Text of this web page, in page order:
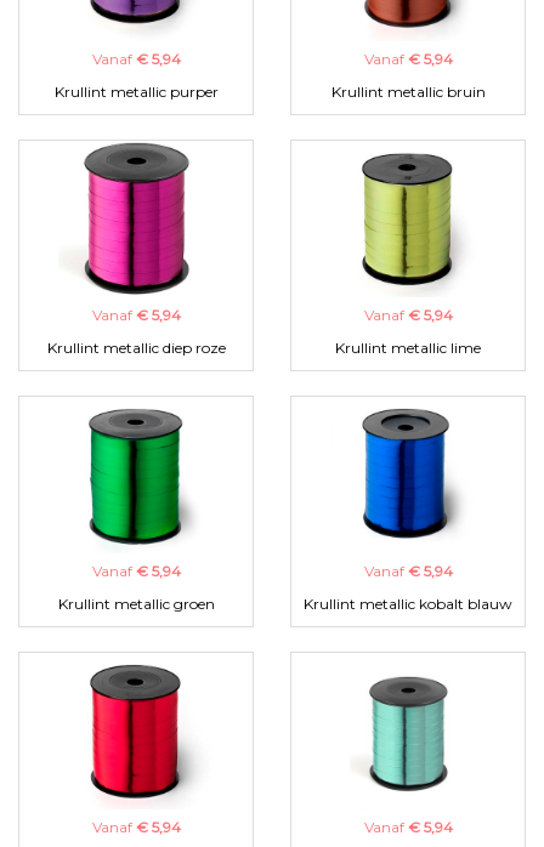
Vanaf € 5,94
Krullint metallic purper
Vanaf € 5,94
Krullint metallic bruin
Vanaf € 5,94
Krullint metallic diep roze
Vanaf € 5,94
Krullint metallic lime
Vanaf € 5,94
Krullint metallic groen
Vanaf € 5,94
Krullint metallic kobalt blauw
Vanaf € 5,94
Vanaf € 5,94